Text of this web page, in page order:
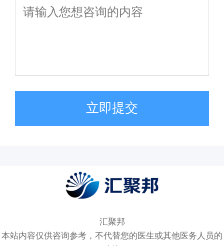
立即提交
汇聚邦
本站内容仅供咨询参考，不代替您的医生或其他医务人员的